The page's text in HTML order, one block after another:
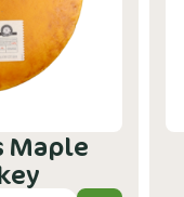
Maple